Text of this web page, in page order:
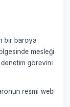
bir baroya
mesleği
denetim görevini
resmi web